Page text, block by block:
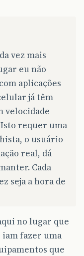
vez mais
eu não
aplicações
já têm
velocidade
Isto requer uma
o usuário
real, dá
Cada
seja a hora de
no lugar que
fazer uma
que